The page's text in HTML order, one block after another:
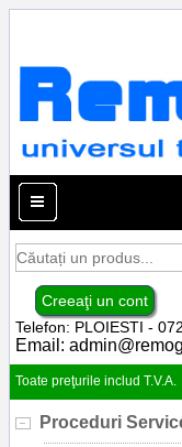
Creeaţi un cont
Telefon: PLOIESTI -
Email:
Toate preţurile includ T.V.A.
Proceduri